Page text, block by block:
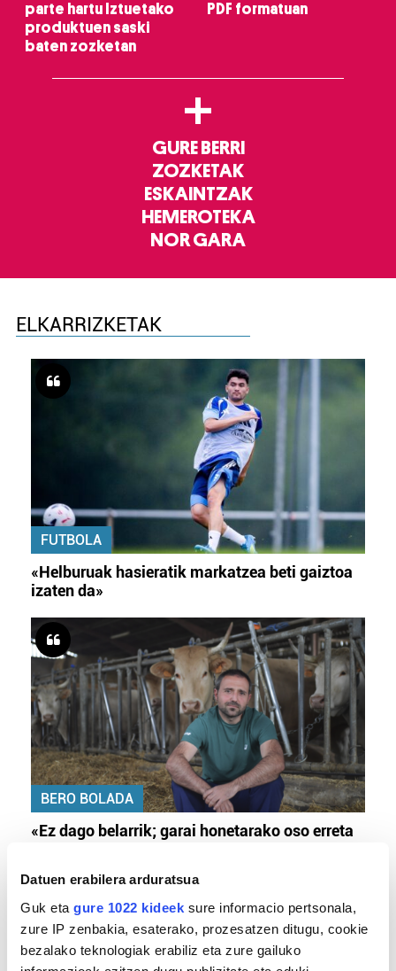
Datuen erabilera arduratsua
Guk eta gure 1022 kideek sure informacio pertsonala,
zure IP zenbakia, esaterako, prozesatzen ditugu, cookie
bezalako teknologiak erabiliz eta zure gailuko
parte hartu Iztuetako
produktuen saski
baten zozketan
PDF formatuan
+
GURE BERRI
ZOZKETAK
ESKAINTZAK
HEMEROTEKA
NOR GARA
ELKARRIZKETAK
FUTBOLA
«Helburuak hasieratik markatzea beti gaiztoa
izaten da»
BERO BOLADA
«Ez dago belarrik; garai honetarako oso erreta